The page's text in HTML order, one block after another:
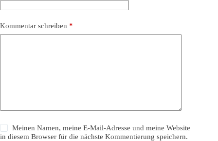
Kommentar schreiben *
Meinen Namen, meine E-Mail-Adresse und meine Website
in diesem Browser für die nächste Kommentierung speichern.